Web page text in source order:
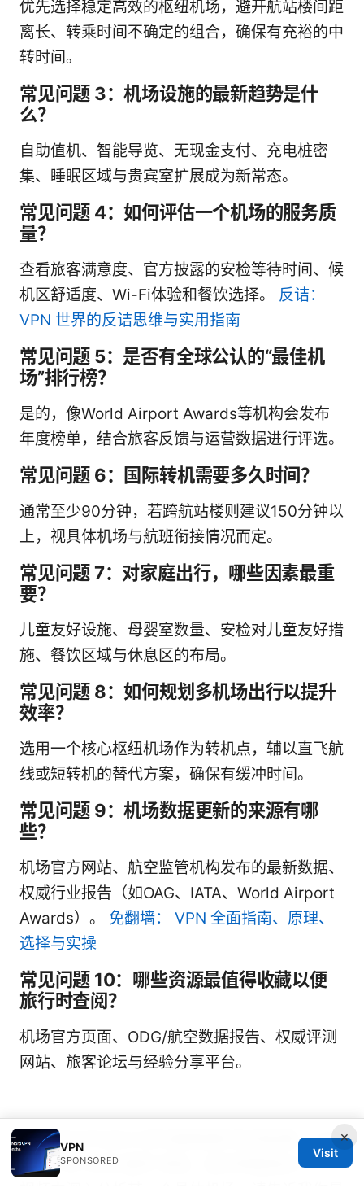
优先选择稳定高效的枢纽机场，避开航站楼间距
离长、转乘时间不确定的组合，确保有充裕的中
转时间。
常见问题 3：机场设施的最新趋势是什
么？
自助值机、智能导览、无现金支付、充电桩密
集、睡眠区域与贵宾室扩展成为新常态。
常见问题 4：如何评估一个机场的服务质
量？
查看旅客满意度、官方披露的安检等待时间、候
机区舒适度、Wi-Fi体验和餐饮选择。 反诘：
VPN 世界的反诘思维与实用指南
常见问题 5：是否有全球公认的“最佳机
场”排行榜？
是的，像World Airport Awards等机构会发布
年度榜单，结合旅客反馈与运营数据进行评选。
常见问题 6：国际转机需要多久时间？
通常至少90分钟，若跨航站楼则建议150分钟以
上，视具体机场与航班衔接情况而定。
常见问题 7：对家庭出行，哪些因素最重
要？
儿童友好设施、母婴室数量、安检对儿童友好措
施、餐饮区域与休息区的布局。
常见问题 8：如何规划多机场出行以提升
效率？
选用一个核心枢纽机场作为转机点，辅以直飞航
线或短转机的替代方案，确保有缓冲时间。
常见问题 9：机场数据更新的来源有哪
些？
机场官方网站、航空监管机构发布的最新数据、
权威行业报告（如OAG、IATA、World Airport
Awards）。 免翻墙： VPN 全面指南、原理、
选择与实操
常见问题 10：哪些资源最值得收藏以便
旅行时查阅？
机场官方页面、ODG/航空数据报告、权威评测
网站、旅客论坛与经验分享平台。
欢迎你在评论区分享你最看重的机场因素，以及
你个人的“机场 推荐”清单。若你想要我在下一个
×
VPN
SPONSORED
Visit